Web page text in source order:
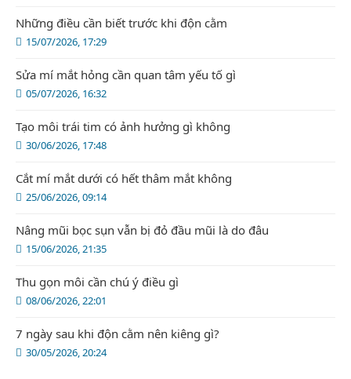
15/07/2026, 17:29
Những điều cần biết trước khi độn cằm
05/07/2026, 16:32
Sửa mí mắt hỏng cần quan tâm yếu tố gì
30/06/2026, 17:48
Tạo môi trái tim có ảnh hưởng gì không
25/06/2026, 09:14
Cắt mí mắt dưới có hết thâm mắt không
15/06/2026, 21:35
Nâng mũi bọc sụn vẫn bị đỏ đầu mũi là do đâu
08/06/2026, 22:01
Thu gọn môi cần chú ý điều gì
30/05/2026, 20:24
7 ngày sau khi độn cằm nên kiêng gì?